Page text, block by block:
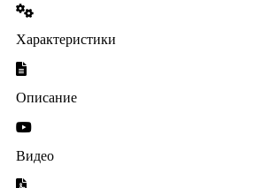
Характеристики
Описание
Видео